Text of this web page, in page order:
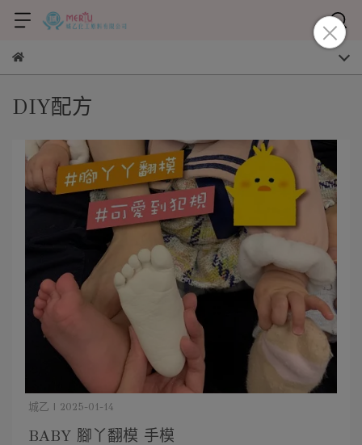
DIY配方
BABY 腳丫翻模 手模
城乙 | 2025-01-14